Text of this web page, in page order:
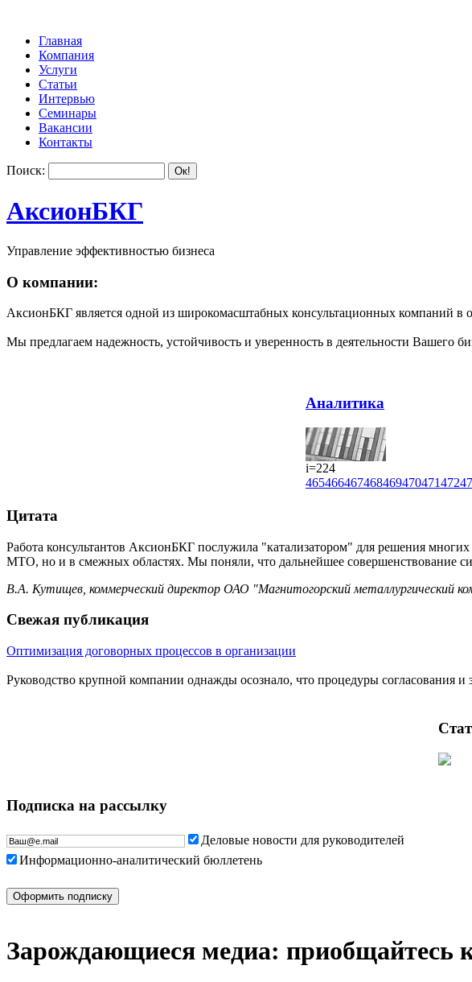
Главная
Компания
Услуги
Статьи
Интервью
Семинары
Вакансии
Контакты
Поиск:
АксионБКГ
Управление эффективностью бизнеса
О компании:
АксионБКГ является одной из широкомасштабных консультационных компаний в
Мы предлагаем надежность, устойчивость и уверенность в деятельности Вашего
Аналитика
i=224
465466467468469470471472
Цитата
Работа консультантов АксионБКГ послужила "катализатором" для решения
МТО, но и в смежных областях. Мы поняли, что дальнейшее совершенствование
В.А. Кутищев, коммерческий директор ОАО "Магнитогорский металлургический
Свежая публикация
Оптимизация договорных процессов в организации
Руководство крупной компании однажды осознало, что процедуры согласования
Подписка на рассылку
Деловые новости для руководителей
Информационно-аналитический бюллетень
Зарождающиеся медиа: приобщайтесь